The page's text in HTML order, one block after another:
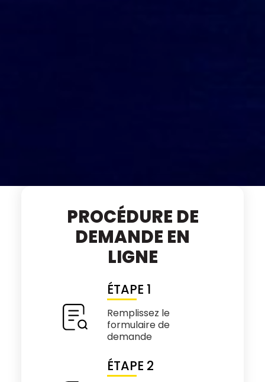
PROCÉDURE DE
DEMANDE EN
LIGNE
ÉTAPE 1
Remplissez le
formulaire de
demande
ÉTAPE 2